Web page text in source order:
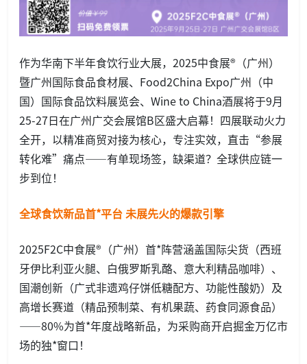
作为华南下半年食饮行业大展，2025中食展®（广州）
暨广州国际食品食材展、Food2China Expo广州（中
国）国际食品饮料展览会、Wine to China酒展将于9月
25-27日在广州广交会展馆B区盛大启幕！四展联动火力
全开，以精准商贸对接为核心，专注实效，直击“参展
转化难”痛点——有单现场签，缺渠道？全球供应链一
步到位！
全球食饮新品首*平台 未展先火的爆款引擎
2025F2C中食展®（广州）首*阵营涵盖国际尖货（西班
牙伊比利亚火腿、白俄罗斯乳酪、意大利精品咖啡）、
国潮创新（广式非遗鸡仔饼低糖配方、功能性酸奶）及
高增长赛道（精品预制菜、有机果蔬、药食同源食品）
——80%为首*年度战略新品，为采购商开启掘金万亿市
场的独*窗口！